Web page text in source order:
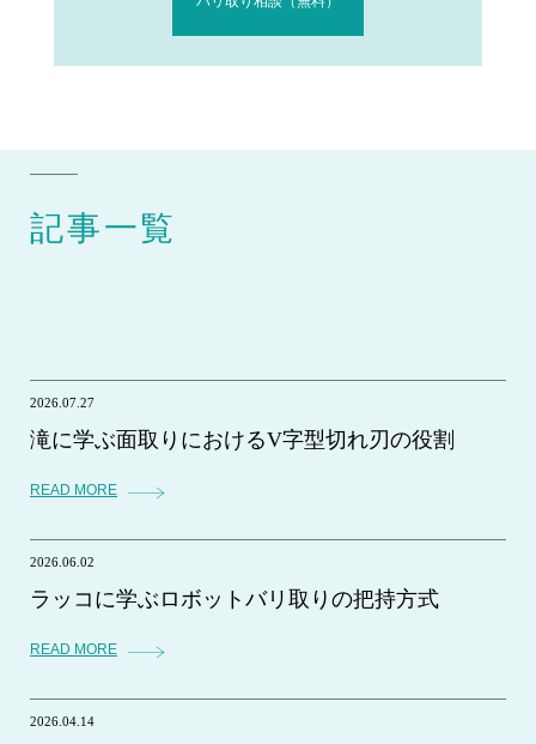
記事一覧
2026.07.27
滝に学ぶ面取りにおけるV字型切れ刃の役割
READ MORE
2026.06.02
ラッコに学ぶロボットバリ取りの把持方式
READ MORE
2026.04.14